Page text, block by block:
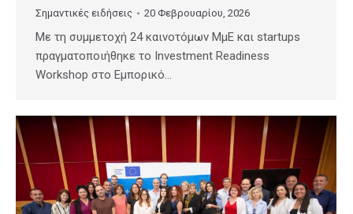
Σημαντικές ειδήσεις 20 Φεβρουαρίου, 2026
Με τη συμμετοχή 24 καινοτόμων ΜμΕ και startups
πραγματοποιήθηκε το Investment Readiness
Workshop στο Εμπορικό…